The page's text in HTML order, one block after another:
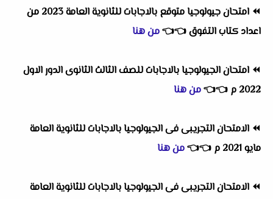
⏪
امتحان جيولوجيا متوقع بالاجابات للثانوية العامة 2023 من
اعداد كتاب التفوق👈
👈من هنا
⏪ امتحان الجيولوجيا بالاجابات للصف الثالث الثانوى الدور الاول
2022 م
👈
👈من هنا
⏪ الامتحان التجريبى فى الجيولوجيا بالاجابات للثانوية العامة
مايو 2021 م
👈
👈من هنا
⏪ الامتحان التجريبى فى الجيولوجيا بالاجابات للثانوية العامة